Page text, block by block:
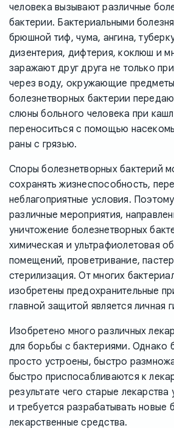
человека вызывают различные
бактерии. Бактериальными
брюшной тиф, чума, ангина,
дизентерия, дифтерия, коклюш и
заражают друг друга не только
через воду, окружающие
болезнетворных бактерии
слюны больного человека при
переноситься с помощью
раны с грязью.
Споры болезнетворных бактерий
сохранять жизнеспособность,
неблагоприятные условия.
различные мероприятия,
уничтожение болезнетворных
химическая и ультрафиолетовая
помещений, проветривание,
стерилизация. От многих
изобретены предохранительные
главной защитой является личная
Изобретено много различных
для борьбы с бактериями. Однако
просто устроены, быстро
быстро приспосабливаются к
результате чего старые
и требуется разрабатывать новые
лекарственные средства.